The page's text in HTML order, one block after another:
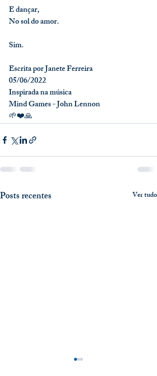
E dançar,
No sol do amor.
Sim.
Escrita por Janete Ferreira
05/06/2022
Inspirada na música
Mind Games - John Lennon
🌱❤️🙏
Posts recentes Ver tudo